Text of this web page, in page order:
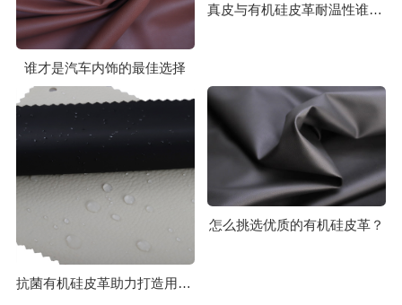
谁才是汽车内饰的最佳选择
真皮与有机硅皮革耐温性谁更胜一筹？
抗菌有机硅皮革助力打造用车安全健康
怎么挑选优质的有机硅皮革？